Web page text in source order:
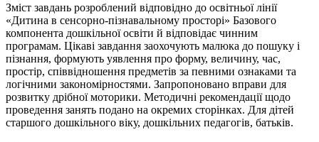
Зміст завдань розроблений відповідно до освітньої лінії
«Дитина в сенсорно-пізнавальному просторі» Базового
компонента дошкільної освіти й відповідає чинним
програмам. Цікаві завдання заохочують малюка до пошуку і
пізнання, формують уявлення про форму, величину, час,
простір, співвідношення предметів за певними ознаками та
логічними закономірностями. Запропоновано вправи для
розвитку дрібної моторики. Методичні рекомендації щодо
проведення занять подано на окремих сторінках. Для дітей
старшого дошкільного віку, дошкільних педагогів, батьків.